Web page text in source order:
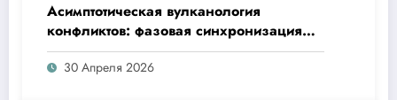
Асимптотическая вулканология
конфликтов: фазовая синхронизация
утреннего кофе и неравенства
30 Апреля 2026